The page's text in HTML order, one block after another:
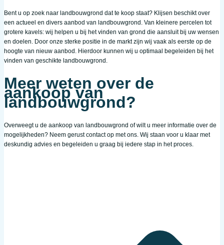
Bent u op zoek naar landbouwgrond dat te koop staat? Klijsen beschikt over
een actueel en divers aanbod van landbouwgrond. Van kleinere percelen tot
grotere kavels: wij helpen u bij het vinden van grond die aansluit bij uw wensen
en doelen. Door onze sterke positie in de markt zijn wij vaak als eerste op de
hoogte van nieuw aanbod. Hierdoor kunnen wij u optimaal begeleiden bij het
vinden van geschikte landbouwgrond.
Meer weten over de
aankoop van
landbouwgrond?
Overweegt u de aankoop van landbouwgrond of wilt u meer informatie over de
mogelijkheden? Neem gerust contact op met ons. Wij staan voor u klaar met
deskundig advies en begeleiden u graag bij iedere stap in het proces.